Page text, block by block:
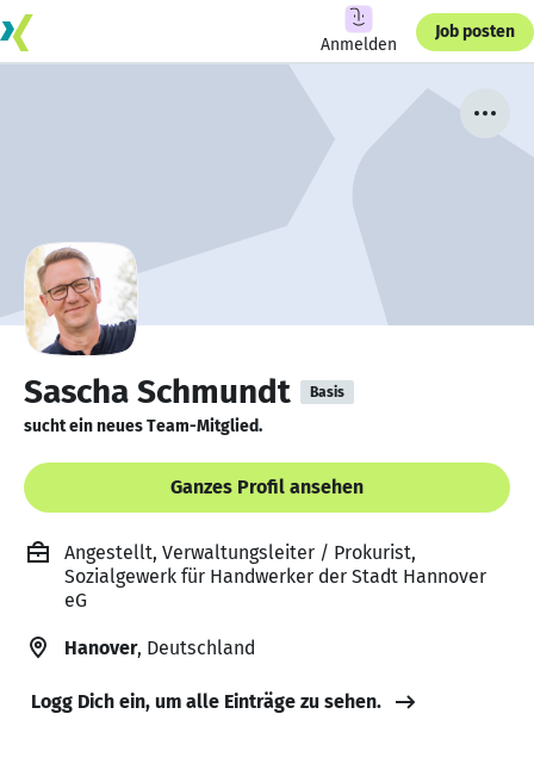
Anmelden
Job posten
Sascha Schmundt Basis
sucht ein neues Team-Mitglied.
Ganzes Profil ansehen
Angestellt, Verwaltungsleiter / Prokurist,
Sozialgewerk für Handwerker der Stadt Hannover
eG
Hanover, Deutschland
Logg Dich ein, um alle Einträge zu sehen.